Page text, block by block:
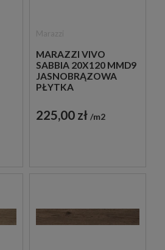
MARAZZI VIVO
SABBIA 20X120 MMD9
JASNOBRĄZOWA
PŁYTKA
225,00 zł m2